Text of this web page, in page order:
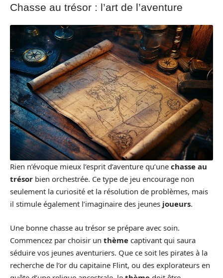
Chasse au trésor : l’art de l’aventure
Rien n’évoque mieux l’esprit d’aventure qu’une chasse au
trésor bien orchestrée. Ce type de jeu encourage non
seulement la curiosité et la résolution de problèmes, mais
il stimule également l’imaginaire des jeunes joueurs.
Une bonne chasse au trésor se prépare avec soin.
Commencez par choisir un thème captivant qui saura
séduire vos jeunes aventuriers. Que ce soit les pirates à la
recherche de l’or du capitaine Flint, ou des explorateurs en